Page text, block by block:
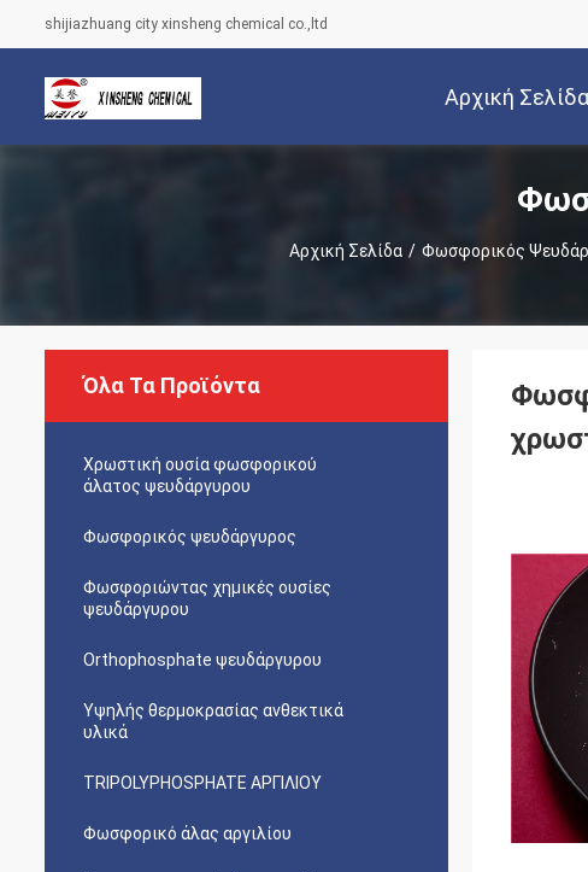
shijiazhuang city xinsheng chemical co.,ltd
Αρχική Σελίδα
Αρχική Σελίδα / Φωσφορικός
Όλα Τα Προϊόντα
Χρωστική ουσία φωσφορικού
άλατος ψευδάργυρου
Φωσφορικός ψευδάργυρος
Φωσφοριώντας χημικές ουσίες
ψευδάργυρου
Orthophosphate ψευδάργυρου
Υψηλής θερμοκρασίας ανθεκτικά
υλικά
TRIPOLYPHOSPHATE ΑΡΓΙΛΙΟΥ
Φωσφορικό άλας αργιλίου